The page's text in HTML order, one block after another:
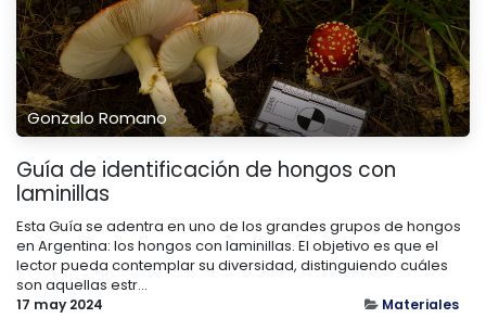
Gonzalo Romano
Guía de identificación de hongos con
laminillas
Esta Guía se adentra en uno de los grandes grupos de hongos
en Argentina: los hongos con laminillas. El objetivo es que el
lector pueda contemplar su diversidad, distinguiendo cuáles
son aquellas estr...
17 may 2024 Materiales